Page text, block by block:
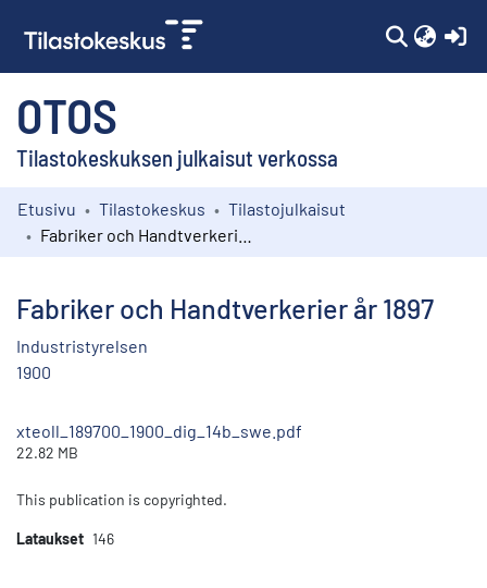
OTOS
Tilastokeskuksen julkaisut verkossa
Kokoelmat
Etusivu Tilastokeskus
Tilastojulkaisut
Fabriker och Handtverkerier år 1897
Industristyrelsen
1900
xteoll_189700_1900_dig_14b_swe.pdf
22.82 MB
This publication is copyrighted.
Lataukset 146